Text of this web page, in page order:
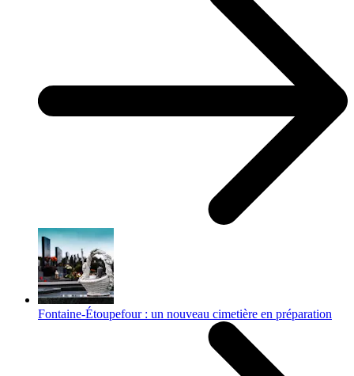
Fontaine-Étoupefour : un nouveau cimetière en préparation